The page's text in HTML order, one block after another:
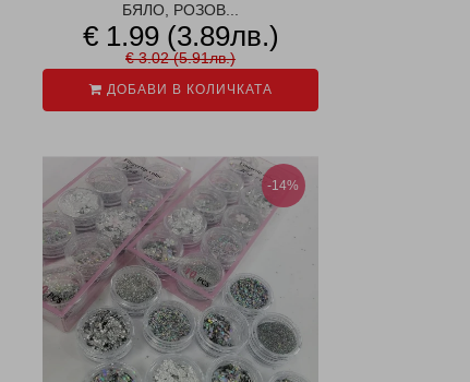
БЯЛО, РОЗОВ...
€ 1.99 (3.89лв.)
€ 3.02 (5.91лв.)
ДОБАВИ В КОЛИЧКАТА
-14%